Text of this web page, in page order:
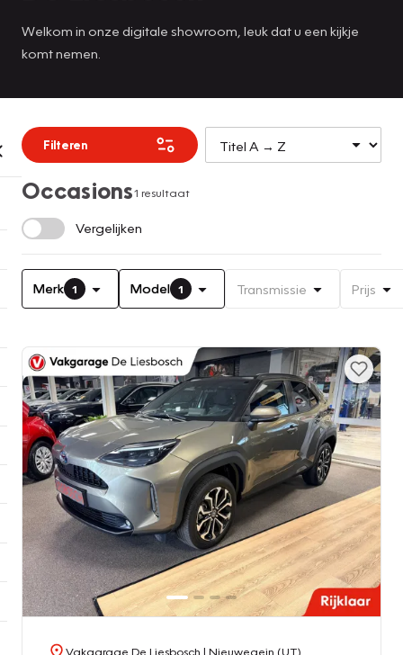
Welkom in onze digitale showroom, leuk dat u een kijkje
komt nemen.
Filteren
Occasions1 resultaat
Vergelijken
Merk 1 Model 1 Transmissie Prijs
Vakgarage De Liesbosch | Nieuwegein (UT)